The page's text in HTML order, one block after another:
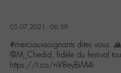
05.07.2021 - 06:59
#merciauxsoignants dites vous.
@M_Chedid, fidèle du festival
https://t.co/nV8eyBiM4i